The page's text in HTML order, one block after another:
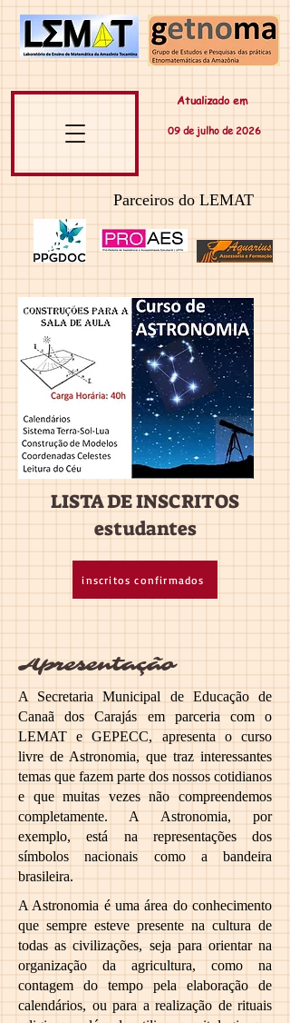
Atualizado em
09 dejulhode 2026
Parceiros do LEMAT
LISTA DE INSCRITOS
estudantes
inscritos confirmados
Apresentação
A Secretaria Municipal de Educação de
Canaã dos Carajás em parceria com o
LEMAT e GEPECC, apresenta o curso
livre de Astronomia, que traz interessantes
temas que fazem parte dos nossos cotidianos
e que muitas vezes não compreendemos
completamente. A Astronomia, por
exemplo, está na representações dos
símbolos nacionais como a bandeira
brasileira.
A Astronomia é uma área do conhecimento
que sempre esteve presente na cultura de
todas as civilizações, seja para orientar na
organização da agricultura, como na
contagem do tempo pela elaboração de
calendários, ou para a realização de rituais